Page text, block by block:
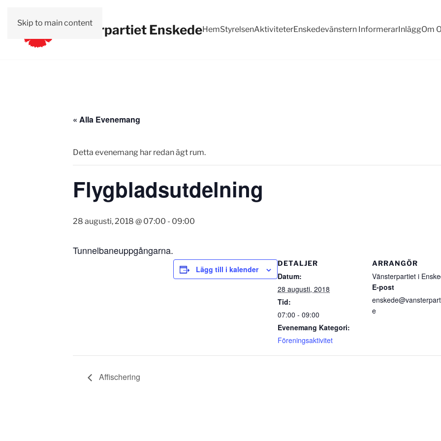
Skip to main contentVänsterpartiet EnskedeHemStyrelsenAktiviteterEnskedevänstern InformerarInläggOm
« Alla Evenemang
Detta evenemang har redan ägt rum.
Flygbladsutdelning
28 augusti, 2018 @ 07:00 - 09:00
Tunnelbaneuppgångarna.
Lägg till i kalender
DETALJER
Datum:
28 augusti, 2018
Tid:
07:00 - 09:00
Evenemang Kategori:
Föreningsaktivitet
ARRANGÖR
Vänsterpartiet i
E-post
e
Affischering